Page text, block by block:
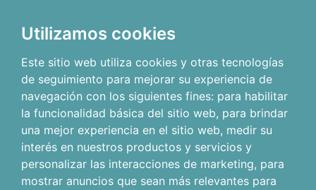
Utilizamos cookies
Este sitio web utiliza cookies y otras tecnologías
de seguimiento para mejorar su experiencia de
navegación con los siguientes fines: para habilitar
la funcionalidad básica del sitio web, para brindar
una mejor experiencia en el sitio web, medir su
interés en nuestros productos y servicios y
personalizar las interacciones de marketing, para
mostrar anuncios que sean más relevantes para